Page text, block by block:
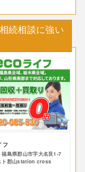
続相談に強い
フ
福島県郡山市字大名艮1-7
ト郡山station cross